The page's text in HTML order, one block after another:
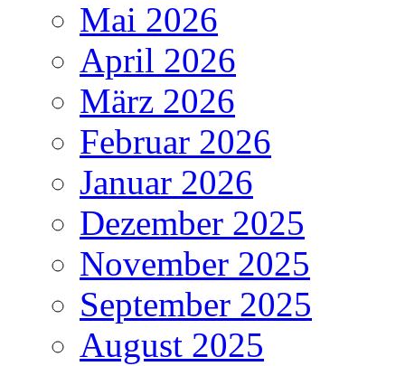
Mai 2026
April 2026
März 2026
Februar 2026
Januar 2026
Dezember 2025
November 2025
September 2025
August 2025